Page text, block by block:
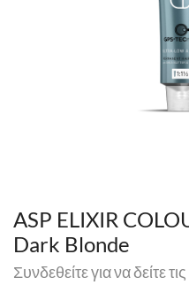
ASP ELIXIR
Dark Blonde
Συνδεθείτε για να δείτε τις